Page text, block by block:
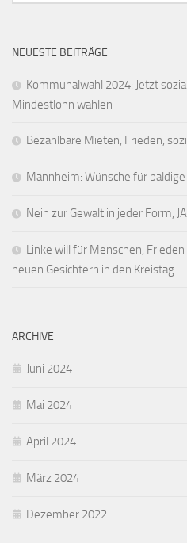
NEUESTE BEITRÄGE
Kommunalwahl 2024: Jetzt
Mindestlohn wählen
Bezahlbare Mieten, Frieden,
Mannheim: Wünsche für
Nein zur Gewalt in jeder Form,
Linke will für Menschen,
neuen Gesichtern in den Kreistag
ARCHIVE
Juni 2024
Mai 2024
April 2024
März 2024
Dezember 2022